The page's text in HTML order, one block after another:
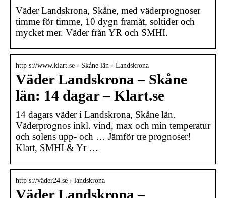
Väder Landskrona, Skåne, med väderprognoser
timme för timme, 10 dygn framåt, soltider och
mycket mer. Väder från YR och SMHI.
http s://www.klart.se › Skåne län › Landskrona
Väder Landskrona – Skåne
län: 14 dagar – Klart.se
14 dagars väder i Landskrona, Skåne län.
Väderprognos inkl. vind, max och min temperatur
och solens upp- och … Jämför tre prognoser!
Klart, SMHI & Yr …
http s://väder24.se › landskrona
Väder Landskrona –